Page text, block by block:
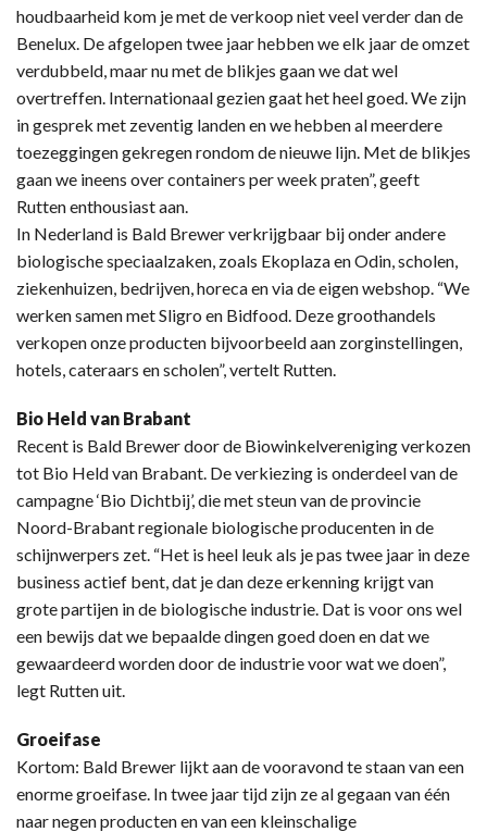
houdbaarheid kom je met de verkoop niet veel verder dan de
Benelux. De afgelopen twee jaar hebben we elk jaar de omzet
verdubbeld, maar nu met de blikjes gaan we dat wel
overtreffen. Internationaal gezien gaat het heel goed. We zijn
in gesprek met zeventig landen en we hebben al meerdere
toezeggingen gekregen rondom de nieuwe lijn. Met de blikjes
gaan we ineens over containers per week praten”, geeft
Rutten enthousiast aan.
In Nederland is Bald Brewer verkrijgbaar bij onder andere
biologische speciaalzaken, zoals Ekoplaza en Odin, scholen,
ziekenhuizen, bedrijven, horeca en via de eigen webshop. “We
werken samen met Sligro en Bidfood. Deze groothandels
verkopen onze producten bijvoorbeeld aan zorginstellingen,
hotels, cateraars en scholen”, vertelt Rutten.
Bio Held van Brabant
Recent is Bald Brewer door de Biowinkelvereniging verkozen
tot Bio Held van Brabant. De verkiezing is onderdeel van de
campagne ‘Bio Dichtbij’, die met steun van de provincie
Noord-Brabant regionale biologische producenten in de
schijnwerpers zet. “Het is heel leuk als je pas twee jaar in deze
business actief bent, dat je dan deze erkenning krijgt van
grote partijen in de biologische industrie. Dat is voor ons wel
een bewijs dat we bepaalde dingen goed doen en dat we
gewaardeerd worden door de industrie voor wat we doen”,
legt Rutten uit.
Groeifase
Kortom: Bald Brewer lijkt aan de vooravond te staan van een
enorme groeifase. In twee jaar tijd zijn ze al gegaan van één
naar negen producten en van een kleinschalige